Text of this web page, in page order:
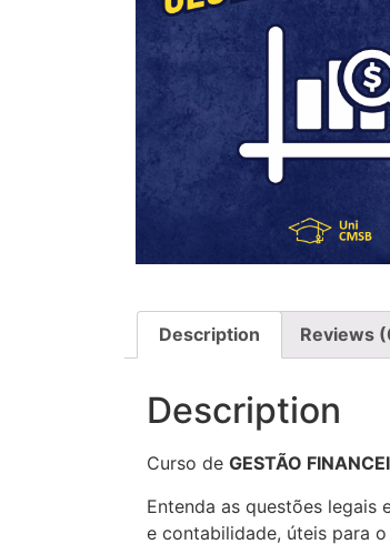
Description Reviews
Description
Curso de GESTÃO
Entenda as questões
e contabilidade, úteis para